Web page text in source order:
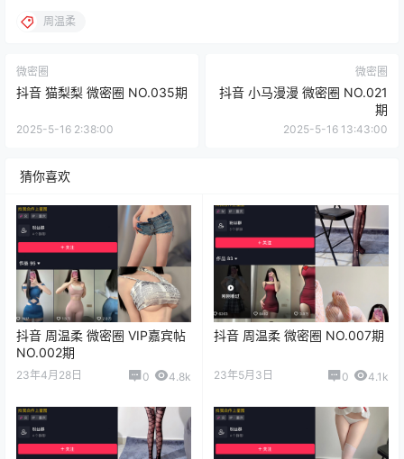
周温柔
微密圈
抖音 猫梨梨 微密圈 NO.035期
2025-5-16 2:38:00
微密圈
抖音 小马漫漫 微密圈 NO.021
期
2025-5-16 13:43:00
猜你喜欢
抖音 周温柔 微密圈 VIP嘉宾帖
NO.002期
23年4月28日 0 4.8k
抖音 周温柔 微密圈 NO.007期
23年5月3日 0 4.1k